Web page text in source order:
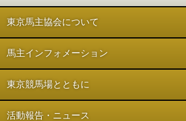
東京馬主協会について
馬主インフォメーション
東京競馬場とともに
活動報告・ニュース